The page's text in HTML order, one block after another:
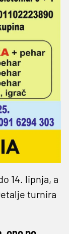
14. lipnja, a
turnira